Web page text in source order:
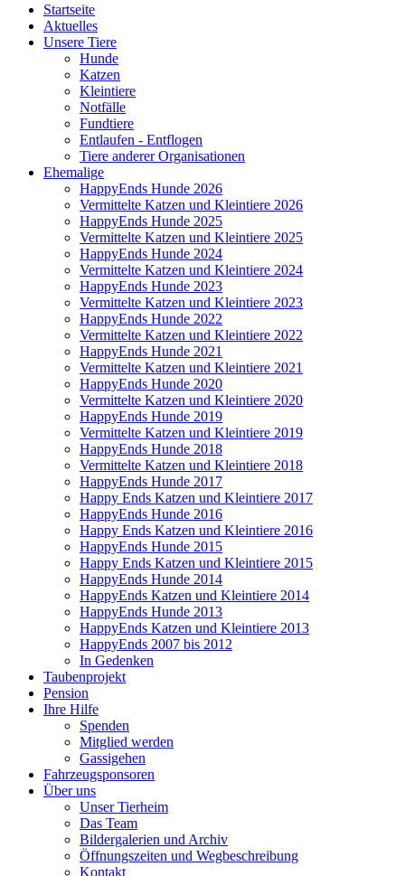
Startseite
Aktuelles
Unsere Tiere
Hunde
Katzen
Kleintiere
Notfälle
Fundtiere
Entlaufen - Entflogen
Tiere anderer Organisationen
Ehemalige
HappyEnds Hunde 2026
Vermittelte Katzen und Kleintiere 2026
HappyEnds Hunde 2025
Vermittelte Katzen und Kleintiere 2025
HappyEnds Hunde 2024
Vermittelte Katzen und Kleintiere 2024
HappyEnds Hunde 2023
Vermittelte Katzen und Kleintiere 2023
HappyEnds Hunde 2022
Vermittelte Katzen und Kleintiere 2022
HappyEnds Hunde 2021
Vermittelte Katzen und Kleintiere 2021
HappyEnds Hunde 2020
Vermittelte Katzen und Kleintiere 2020
HappyEnds Hunde 2019
Vermittelte Katzen und Kleintiere 2019
HappyEnds Hunde 2018
Vermittelte Katzen und Kleintiere 2018
HappyEnds Hunde 2017
Happy Ends Katzen und Kleintiere 2017
HappyEnds Hunde 2016
Happy Ends Katzen und Kleintiere 2016
HappyEnds Hunde 2015
Happy Ends Katzen und Kleintiere 2015
HappyEnds Hunde 2014
HappyEnds Katzen und Kleintiere 2014
HappyEnds Hunde 2013
HappyEnds Katzen und Kleintiere 2013
HappyEnds 2007 bis 2012
In Gedenken
Taubenprojekt
Pension
Ihre Hilfe
Spenden
Mitglied werden
Gassigehen
Fahrzeugsponsoren
Über uns
Unser Tierheim
Das Team
Bildergalerien und Archiv
Öffnungszeiten und Wegbeschreibung
Kontakt